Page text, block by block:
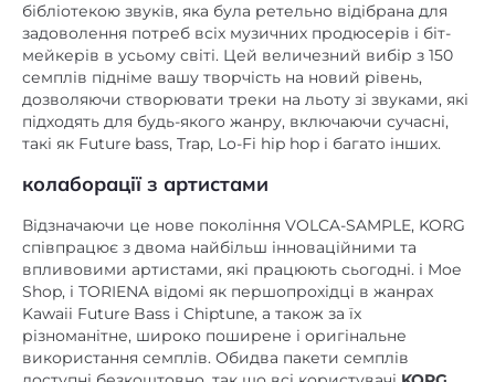
бібліотекою звуків, яка була ретельно відібрана для
задоволення потреб всіх музичних продюсерів і біт-
мейкерів в усьому світі. Цей величезний вибір з 150
семплів підніме вашу творчість на новий рівень,
дозволяючи створювати треки на льоту зі звуками, які
підходять для будь-якого жанру, включаючи сучасні,
такі як Future bass, Trap, Lo-Fi hip hop і багато інших.
колаборації з артистами
Відзначаючи це нове покоління VOLCA-SAMPLE, KORG
співпрацює з двома найбільш інноваційними та
впливовими артистами, які працюють сьогодні. і Moe
Shop, і TORIENA відомі як першопрохідці в жанрах
Kawaii Future Bass і Chiptune, а також за їх
різноманітне, широко поширене і оригінальне
використання семплів. Обидва пакети семплів